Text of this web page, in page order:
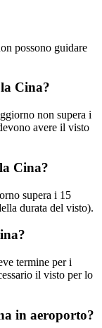
possono guidare
Cina?
non supera i
avere il visto
Cina?
supera i 15
durata del visto).
termine per i
il visto per lo
in aeroporto?